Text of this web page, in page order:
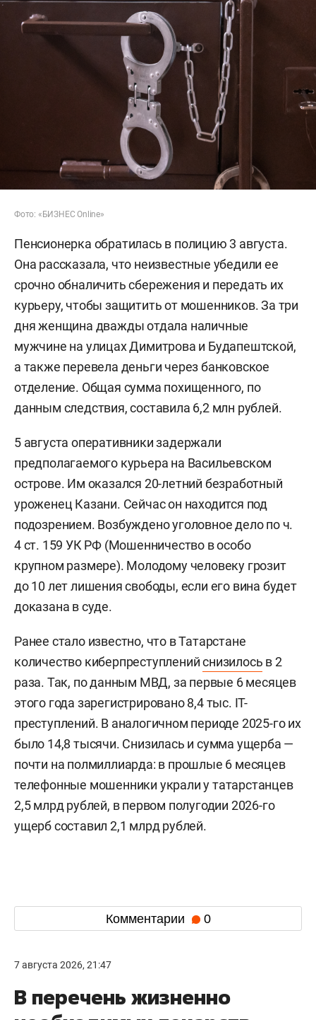
Фото: «БИЗНЕС Online»
Пенсионерка обратилась в полицию 3 августа.
Она рассказала, что неизвестные убедили ее
срочно обналичить сбережения и передать их
курьеру, чтобы защитить от мошенников. За три
дня женщина дважды отдала наличные
мужчине на улицах Димитрова и Будапештской,
а также перевела деньги через банковское
отделение. Общая сумма похищенного, по
данным следствия, составила 6,2 млн рублей.
5 августа оперативники задержали
предполагаемого курьера на Васильевском
острове. Им оказался 20-летний безработный
уроженец Казани. Сейчас он находится под
подозрением. Возбуждено уголовное дело по ч.
4 ст. 159 УК РФ (Мошенничество в особо
крупном размере). Молодому человеку грозит
до 10 лет лишения свободы, если его вина будет
доказана в суде.
Ранее стало известно, что в Татарстане
количество киберпреступленийснизилось в 2
раза. Так, по данным МВД, за первые 6 месяцев
этого года зарегистрировано 8,4 тыс. IT-
преступлений. В аналогичном периоде 2025-го их
было 14,8 тысячи. Снизилась и сумма ущерба —
почти на полмиллиарда: в прошлые 6 месяцев
телефонные мошенники украли у татарстанцев
2,5 млрд рублей, в первом полугодии 2026-го
ущерб составил 2,1 млрд рублей.
Комментарии 0
7 августа 2026, 21:47
В перечень жизненно